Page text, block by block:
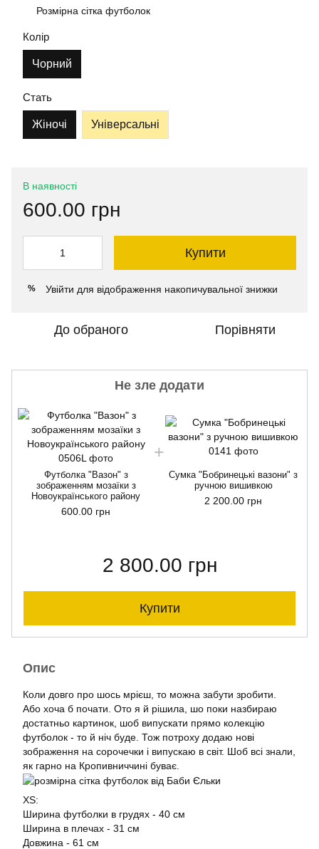
Розмірна сітка футболок
Колір
Чорний
Стать
Жіночі Універсальні
В наявності
600.00 грн
Купити
% Увійти для відображення накопичувальної знижки
До обраного Порівняти
Не зле додати
Футболка "Вазон" з
зображенням мозаїки з
Новоукраїнського району
600.00 грн
Сумка "Бобринецькі вазони" з
ручною вишивкою
2 200.00 грн
2 800.00 грн
Купити
Опис
Коли довго про шось мрієш, то можна забути зробити.
Або хоча б почати. Ото я й рішила, шо поки назбираю
достатньо картинок, шоб випускати прямо колекцію
футболок - то й ніч буде. Тож потроху додаю нові
зображення на сорочечки і випускаю в світ. Шоб всі знали,
як гарно на Кропивниччині буває.
XS:
Ширина футболки в грудях - 40 см
Ширина в плечах - 31 см
Довжина - 61 см